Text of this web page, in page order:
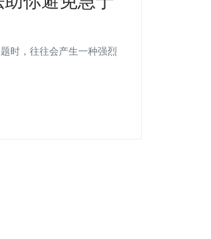
时，往往会产生一种强烈